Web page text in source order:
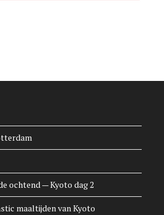
ochtend — Kyoto dag 2
maaltijden van Kyoto